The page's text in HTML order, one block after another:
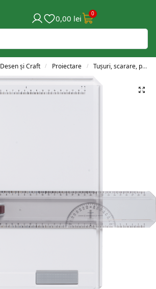
0,00 lei 0
Desen și Craft / Proiectare / Tușuri, scarare, planșete și acesorii